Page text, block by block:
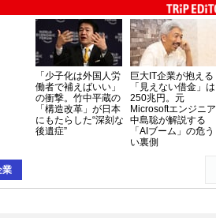
「少子化は外国人労
働者で補えばいい」
の衝撃。竹中平蔵の
「構造改革」が日本
にもたらした“深刻な
後遺症”
巨大IT企業が抱える
「見えない借金」は
250兆円。元
Microsoftエンジニア
中島聡が解説する
「AIブーム」の危う
い裏側
業